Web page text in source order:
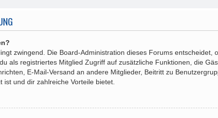
zwingend. Die Board-Administration dieses Forums entscheidet,
als registriertes Mitglied Zugriff auf zusätzliche Funktionen, die
E-Mail-Versand an andere Mitglieder, Beitritt zu
und dir zahlreiche Vorteile bietet.